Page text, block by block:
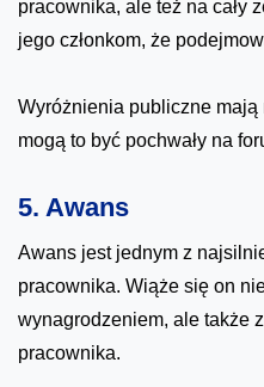
pracownika, ale też na cały
jego członkom, że
Wyróżnienia publiczne mają
mogą to być pochwały na
5. Awans
Awans jest jednym z
pracownika. Wiąże się on
wynagrodzeniem, ale także
pracownika.